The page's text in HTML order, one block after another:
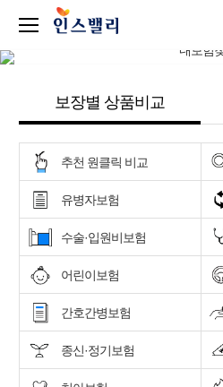
보장별 상품비교
추천 원클릭 비교
유병자보험
수술·입원비보험
어린이보험
간호간병보험
종신·정기보험